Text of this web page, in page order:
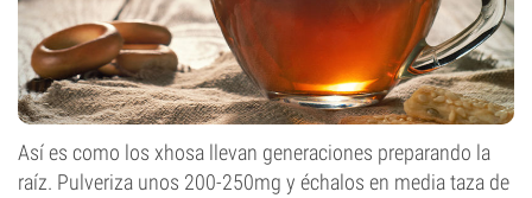
Así es como los xhosa llevan generaciones preparando la
raíz. Pulveriza unos 200-250mg y échalos en media taza de